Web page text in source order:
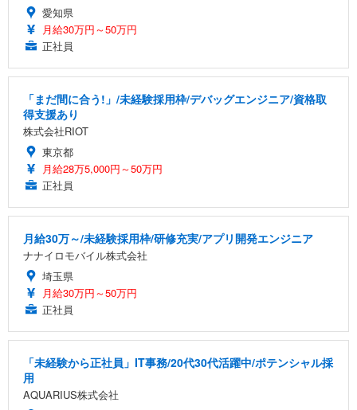
愛知県
月給30万円～50万円
正社員
「まだ間に合う!」/未経験採用枠/デバッグエンジニア/資格取
得支援あり
株式会社RIOT
東京都
月給28万5,000円～50万円
正社員
月給30万～/未経験採用枠/研修充実/アプリ開発エンジニア
ナナイロモバイル株式会社
埼玉県
月給30万円～50万円
正社員
「未経験から正社員」IT事務/20代30代活躍中/ポテンシャル採
用
AQUARIUS株式会社